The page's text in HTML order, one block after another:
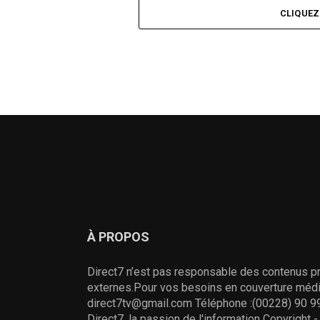
À PROPOS
Direct7 n’est pas responsable des contenus
externes.Pour vos besoins en couverture
direct7tv@gmail.com Téléphone :(00228) 90